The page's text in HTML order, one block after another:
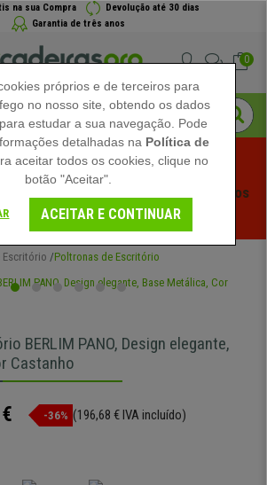
na sua Compra
Devolução até 30 dias
Garantia de três anos
0
de Verão em Cadeiraspro! Descontos
Tempo Limitado - Ver Promoção
Escritório Poltronas de Escritório
BERLIM PANO, Design elegante,
Castanho
-36% (196,68 € IVA incluído)
próprios e de terceiros para
no nosso site, obtendo os dados
estudar a sua navegação. Pode
detalhadas na Política de
aceitar todos os cookies, clique no
botão "Aceitar".
ACEITAR E CONTINUAR